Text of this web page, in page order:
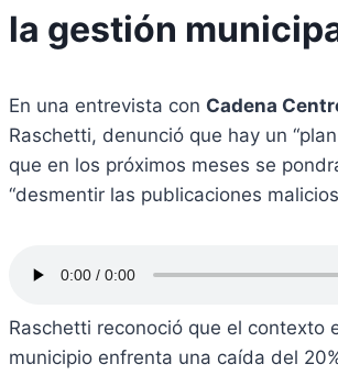
la gestión
En una entrevista con Cadena
Raschetti, denunció que hay un
que en los próximos meses se
“desmentir las publicaciones
Raschetti reconoció que el contexto
municipio enfrenta una caída del